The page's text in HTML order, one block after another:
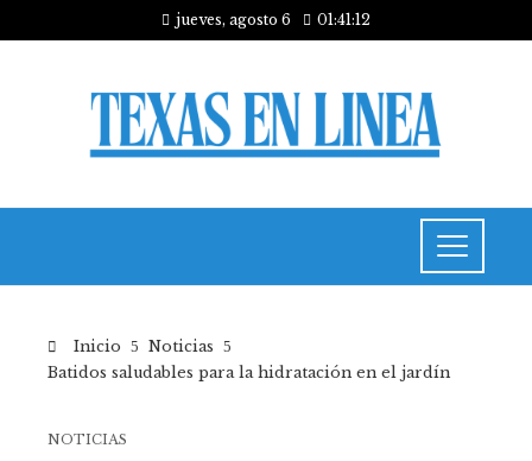
jueves, agosto 6 01:41:13
Inicio
Noticias
Batidos saludables para la hidratación en el jardín
NOTICIAS